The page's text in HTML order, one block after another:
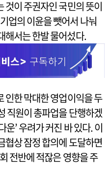
것이 주권자인 국민의 뜻이
업의 이윤을 뺏어서 나눠
해서는 한발 물어섰다.
인한 막대한 영업이익을 두
직원이 총파업을 단행하겠
운’ 우려가 커진 바 있다. 이
협상 잠정 합의에 도달하면
전반에 적잖은 영향을 주